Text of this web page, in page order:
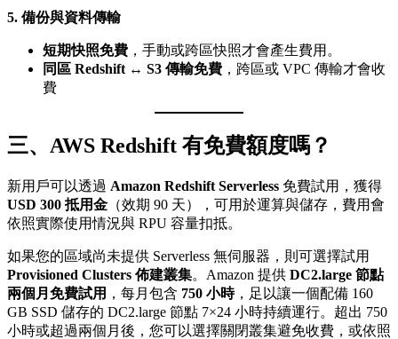
5. 備份與資料傳輸
短期快照免費 ，手動或跨區快照才會產生費用。
同區 Redshift ↔ S3 傳輸免費 ，跨區或 VPC 傳輸才會收
費
三、AWS Redshift 有免費額度嗎？
新用戶可以透過 Amazon Redshift Serverless 免費試用，獲得
USD 300 抵用金 （效期 90 天），可用於運算與儲存，費用會
依照實際使用情況與 RPU 容量扣抵。
如果您的區域尚未提供 Serverless 無伺服器，則可選擇試用
Provisioned Clusters 佈建叢集。Amazon 提供 DC2.large 節點
兩個月免費試用 ，每月包含 750 小時，足以讓一個配備 160
GB SSD 儲存的 DC2.large 節點 7×24 小時持續運行。超出 750
小時或超過兩個月後，您可以選擇關閉叢集避免收費，或依照